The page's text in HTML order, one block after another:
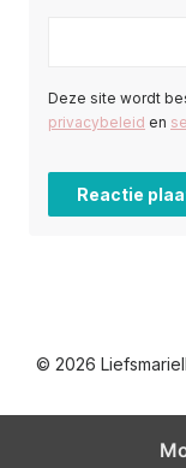
Deze site wordt
privacybeleid en
© 2026